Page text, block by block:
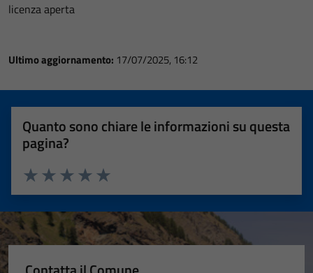
licenza aperta
Ultimo aggiornamento: 17/07/2025, 16:12
Quanto sono chiare le informazioni su questa
pagina?
Valuta 5 stelle su 5
Valuta 4 stelle su 5
Valuta 3 stelle su 5
Valuta 2 stelle su 5
Valuta 1 stelle su 5